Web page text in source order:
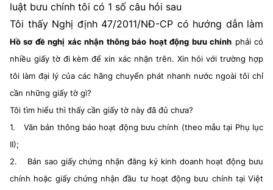
luật bưu chính tôi có 1 số câu hỏi sau
Tôi thấy Nghị định 47/2011/NĐ-CP có hướng dẫn làm
Hồ sơ đề nghị xác nhận thông báo hoạt động bưu chính phải có
nhiều giấy tờ đi kèm để xin xác nhận trên. Xin hỏi với trường hợp
tôi làm đại lý của các hãng chuyển phát nhanh nước ngoài tôi chỉ
cần những giấy tờ gì?
Tôi tìm hiểu thì thấy cần giấy tờ này đã đủ chưa?
1.
Văn bản thông báo hoạt động bưu chính (theo mẫu tại Phụ lục
II);
2.
Bản sao giấy chứng nhận đăng ký kinh doanh hoạt động bưu
chính hoặc giấy chứng nhận đầu tư hoạt động bưu chính tại Việt